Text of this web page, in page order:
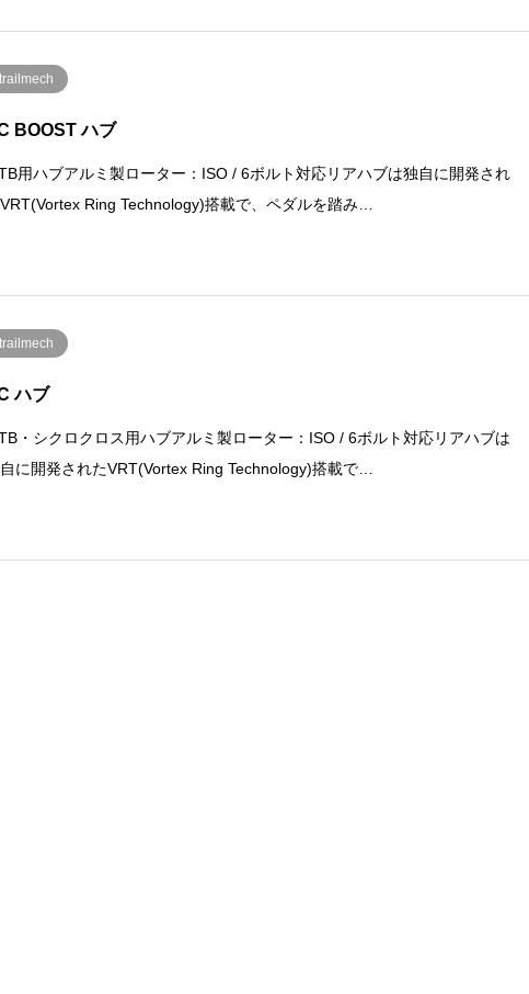
trailmech
BOOST ハブ
用ハブアルミ製ローター：ISO / 6ボルト対応リアハブは独自に開発され
Ring Technology)搭載で、ペダルを踏み…
trailmech
ハブ
・シクロクロス用ハブアルミ製ローター：ISO / 6ボルト対応リアハブは
に開発されたVRT(Vortex Ring Technology)搭載で…